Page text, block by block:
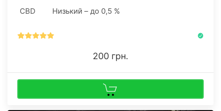
CBD Низький – до 0,5 %
200 грн.